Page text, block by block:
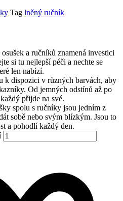
Tag lněný ručník
a ručníků znamená investici
si tu nejlepší péči a nechte se
len nabízí.
k dispozici v různých barvách, aby
Od jemných odstínů až po
přijde na své.
spolu s ručníky jsou jedním z
sobě nebo svým blízkým. Jsou to
a pohodlí každý den.